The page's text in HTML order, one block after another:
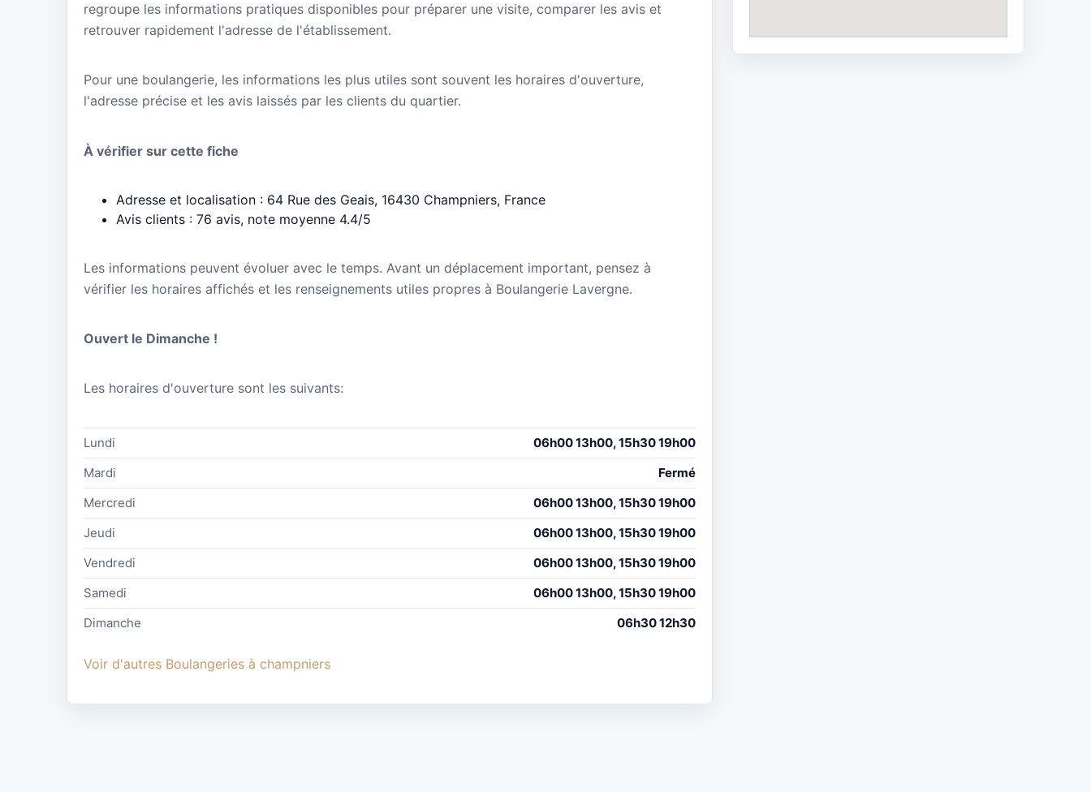
regroupe les informations pratiques disponibles pour préparer une visite, comparer les avis et
retrouver rapidement l'adresse de l'établissement.
Pour une boulangerie, les informations les plus utiles sont souvent les horaires d'ouverture,
l'adresse précise et les avis laissés par les clients du quartier.
À vérifier sur cette fiche
Adresse et localisation : 64 Rue des Geais, 16430 Champniers, France
Avis clients : 76 avis, note moyenne 4.4/5
Les informations peuvent évoluer avec le temps. Avant un déplacement important, pensez à
vérifier les horaires affichés et les renseignements utiles propres à Boulangerie Lavergne.
Ouvert le Dimanche !
Les horaires d'ouverture sont les suivants:
Lundi
06h00 13h00, 15h30 19h00
Mardi
Fermé
Mercredi
06h00 13h00, 15h30 19h00
Jeudi
06h00 13h00, 15h30 19h00
Vendredi
06h00 13h00, 15h30 19h00
Samedi
06h00 13h00, 15h30 19h00
Dimanche
06h30 12h30
Voir d'autres Boulangeries à champniers